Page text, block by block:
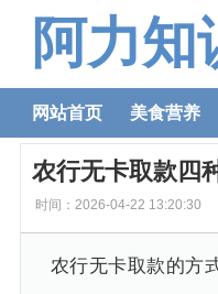
阿力知
网站首页 美食营养
农行无卡取款四
时间：2026-04-22 13:20:30
农行无卡取款的方